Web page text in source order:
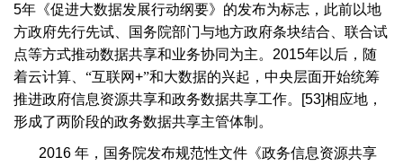
5年《促进大数据发展行动纲要》的发布为标志，此前以地
方政府先行先试、国务院部门与地方政府条块结合、联合试
点等方式推动数据共享和业务协同为主。 2015年以后，随
着云计算、“互联网+”和大数据的兴起，中央层面开始统筹
推进政府信息资源共享和政务数据共享工作。
[53]相应地，
形成了两阶段的政务数据共享主管体制。
2016 年，国务院发布规范性文件《政务信息资源共享